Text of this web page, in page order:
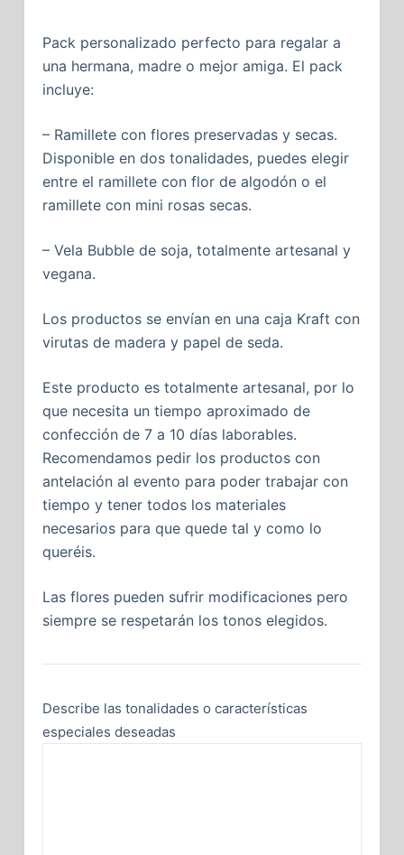
Pack personalizado perfecto para regalar a
una hermana, madre o mejor amiga. El pack
incluye:
– Ramillete con flores preservadas y secas.
Disponible en dos tonalidades, puedes elegir
entre el ramillete con flor de algodón o el
ramillete con mini rosas secas.
– Vela Bubble de soja, totalmente artesanal y
vegana.
Los productos se envían en una caja Kraft con
virutas de madera y papel de seda.
Este producto es totalmente artesanal, por lo
que necesita un tiempo aproximado de
confección de 7 a 10 días laborables.
Recomendamos pedir los productos con
antelación al evento para poder trabajar con
tiempo y tener todos los materiales
necesarios para que quede tal y como lo
queréis.
Las flores pueden sufrir modificaciones pero
siempre se respetarán los tonos elegidos.
Describe las tonalidades o características
especiales deseadas